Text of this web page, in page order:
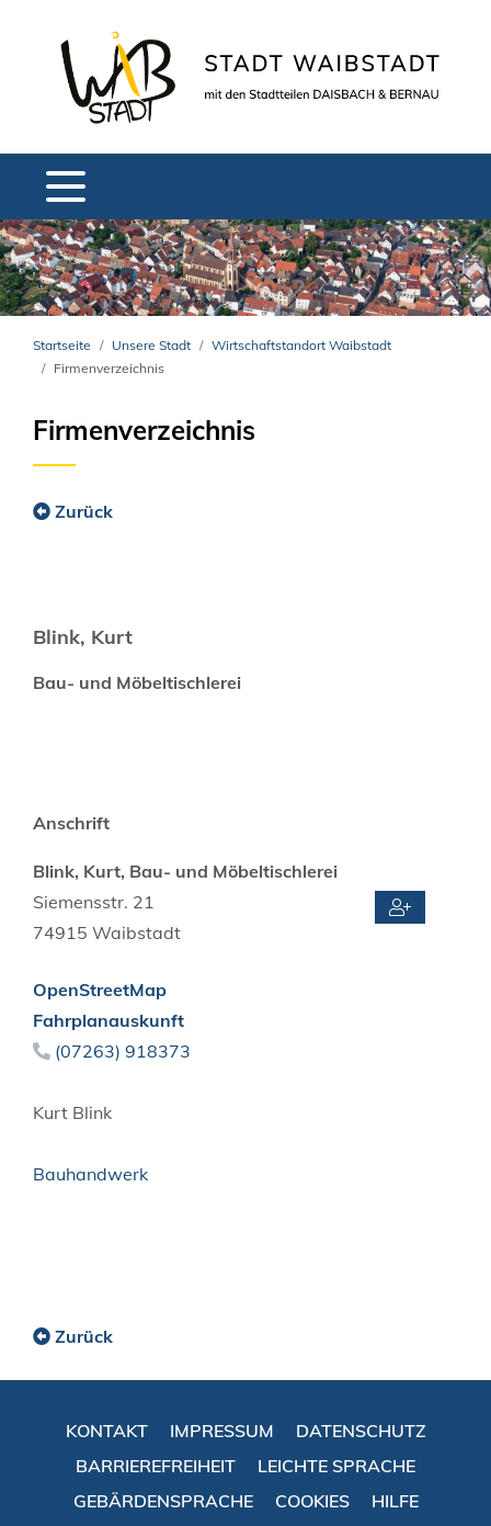
Startseite Unsere Stadt
Wirtschaftstandort Waibstadt
Firmenverzeichnis
Firmenverzeichnis
Zurück
Blink, Kurt
Bau- und Möbeltischlerei
Anschrift
Blink, Kurt, Bau- und Möbeltischlerei
Siemensstr. 21
74915 Waibstadt
OpenStreetMap
Fahrplanauskunft
(07263) 91 8373
Kurt Blink
Bauhandwerk
Zurück
KONTAKT IMPRESSUM
DATENSCHUTZ
BARRIEREFREIHEIT
LEICHTE SPRACHE
GEBÄRDENSPRACHE
COOKIES HILFE